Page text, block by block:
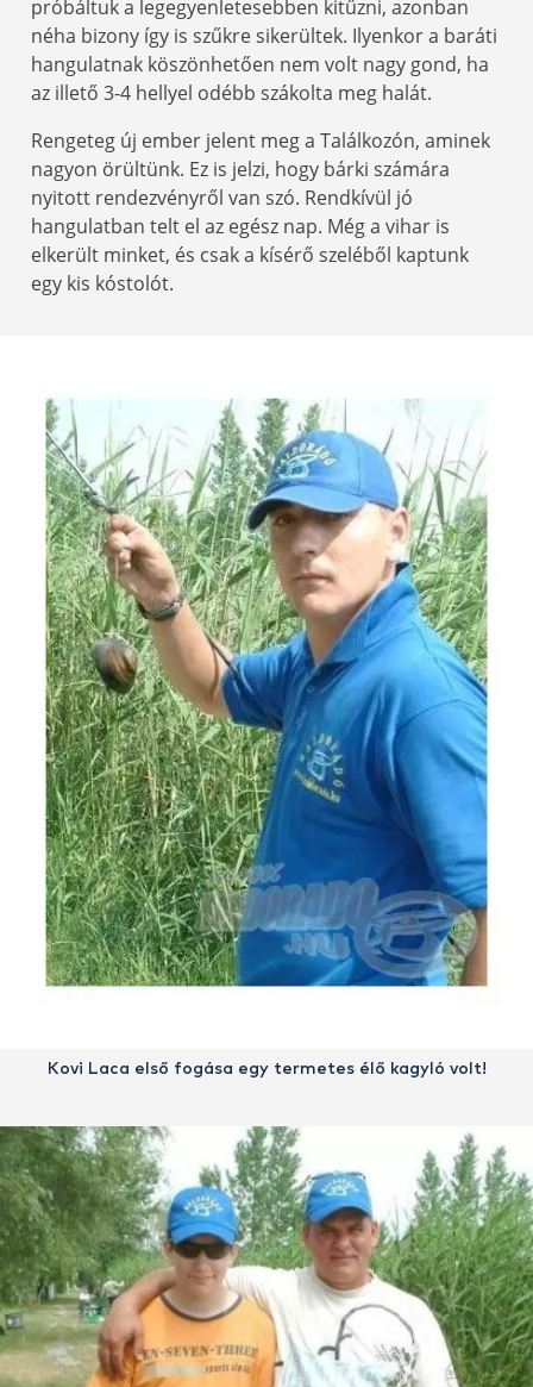
próbáltuk a legegyenletesebben kitűzni, azonban
néha bizony így is szűkre sikerültek. Ilyenkor a baráti
hangulatnak köszönhetően nem volt nagy gond, ha
az illető 3-4 hellyel odébb szákolta meg halát.
Rengeteg új ember jelent meg a Találkozón, aminek
nagyon örültünk. Ez is jelzi, hogy bárki számára
nyitott rendezvényről van szó. Rendkívül jó
hangulatban telt el az egész nap. Még a vihar is
elkerült minket, és csak a kísérő szeléből kaptunk
egy kis kóstolót.
Kovi Laca első fogása egy termetes élő kagyló volt!